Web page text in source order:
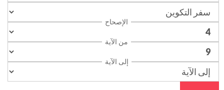
الإصحاح
من الآية
إلى الآية